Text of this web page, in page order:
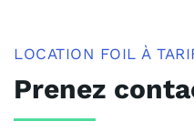
LOCATION FOIL À
Prenez